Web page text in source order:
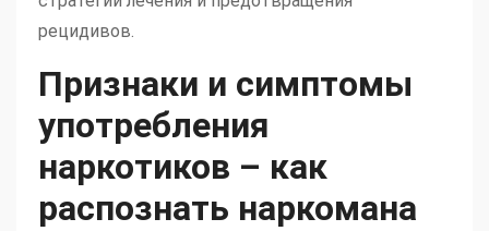
рецидивов.
Признаки и симптомы
употребления
наркотиков – как
распознать наркомана